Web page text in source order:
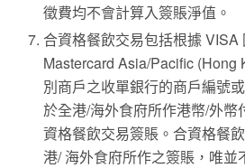
徵費均不會計算入簽賬淨值。
合資格餐飲交易包括根據 VISA
Mastercard Asia/Pacific (Hong
別商戶之收單銀行的商戶編號
於全港/海外食府所作港幣/外幣
資格餐飲交易簽賬。合資格餐
港/ 海外食府所作之簽賬，唯並